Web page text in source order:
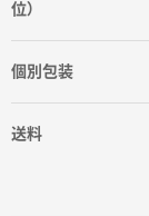
位）
個別包装
送料